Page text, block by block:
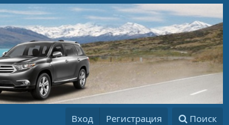
Вход Регистрация Поиск